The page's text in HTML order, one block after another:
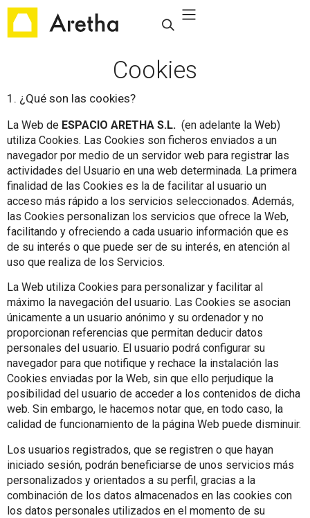
Cookies
1. ¿Qué son las cookies?
La Web de ESPACIO ARETHA S.L. (en adelante la Web)
utiliza Cookies. Las Cookies son ficheros enviados a un
navegador por medio de un servidor web para registrar las
actividades del Usuario en una web determinada. La primera
finalidad de las Cookies es la de facilitar al usuario un
acceso más rápido a los servicios seleccionados. Además,
las Cookies personalizan los servicios que ofrece la Web,
facilitando y ofreciendo a cada usuario información que es
de su interés o que puede ser de su interés, en atención al
uso que realiza de los Servicios.
La Web utiliza Cookies para personalizar y facilitar al
máximo la navegación del usuario. Las Cookies se asocian
únicamente a un usuario anónimo y su ordenador y no
proporcionan referencias que permitan deducir datos
personales del usuario. El usuario podrá configurar su
navegador para que notifique y rechace la instalación las
Cookies enviadas por la Web, sin que ello perjudique la
posibilidad del usuario de acceder a los contenidos de dicha
web. Sin embargo, le hacemos notar que, en todo caso, la
calidad de funcionamiento de la página Web puede disminuir.
Los usuarios registrados, que se registren o que hayan
iniciado sesión, podrán beneficiarse de unos servicios más
personalizados y orientados a su perfil, gracias a la
combinación de los datos almacenados en las cookies con
los datos personales utilizados en el momento de su